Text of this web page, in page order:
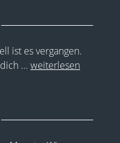
ist es vergangen.
... weiterlesen